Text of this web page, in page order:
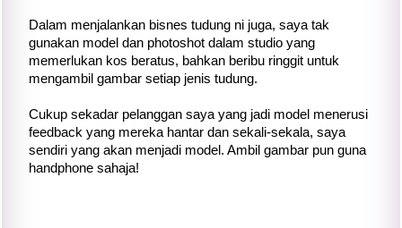
Dalam menjalankan bisnes tudung ni juga, saya tak
gunakan model dan photoshot dalam studio yang
memerlukan kos beratus, bahkan beribu ringgit untuk
mengambil gambar setiap jenis tudung.
Cukup sekadar pelanggan saya yang jadi model menerusi
feedback yang mereka hantar dan sekali-sekala, saya
sendiri yang akan menjadi model. Ambil gambar pun guna
handphone sahaja!